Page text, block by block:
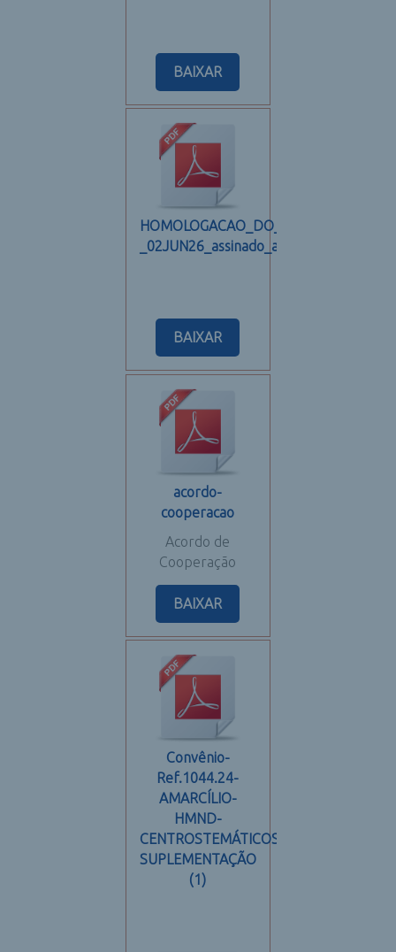
BAIXAR
_02JUN26_assinado_assinado
BAIXAR
acordo-
cooperacao
Acordo de
Cooperação
BAIXAR
Convênio-
Ref.1044.24-
AMARCÍLIO-
HMND-
CENTROSTEMÁTICOS-
SUPLEMENTAÇÃO
(1)